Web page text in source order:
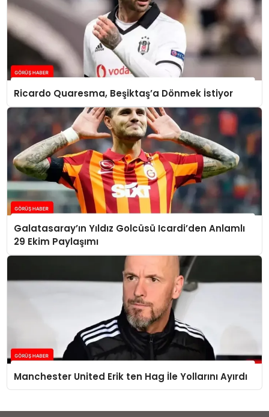
Ricardo Quaresma, Beşiktaş’a Dönmek İstiyor
Galatasaray’ın Yıldız Golcüsü Icardi’den Anlamlı
29 Ekim Paylaşımı
Manchester United Erik ten Hag İle Yollarını Ayırdı